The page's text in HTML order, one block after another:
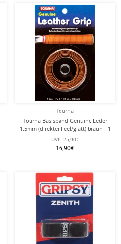
Tourna
Tourna Basisband Genuine Leder
1.5mm (direkter Feel/glatt) braun - 1
Stück
UVP: 25,90€
16,90€